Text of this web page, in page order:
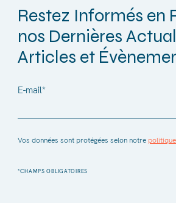
Restez Informés en
nos Dernières
Articles et
E-mail*
Vos données sont protégées selon notre